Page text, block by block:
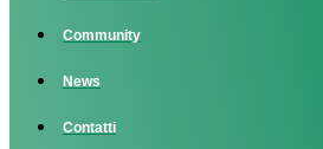
Community
News
Contatti